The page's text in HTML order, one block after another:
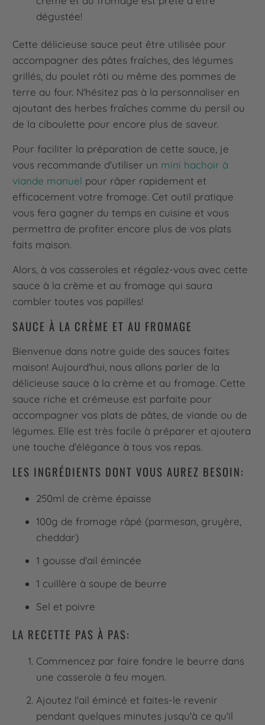
dégustée!
Cette délicieuse sauce peut être utilisée pour
accompagner des pâtes fraîches, des légumes
grillés, du poulet rôti ou même des pommes de
terre au four. N'hésitez pas à la personnaliser en
ajoutant des herbes fraîches comme du persil ou
de la ciboulette pour encore plus de saveur.
Pour faciliter la préparation de cette sauce, je
vous recommande d'utiliser un mini hachoir à
viande manuel pour râper rapidement et
efficacement votre fromage. Cet outil pratique
vous fera gagner du temps en cuisine et vous
permettra de profiter encore plus de vos plats
faits maison.
Alors, à vos casseroles et régalez-vous avec cette
sauce à la crème et au fromage qui saura
combler toutes vos papilles!
SAUCE À LA CRÈME ET AU FROMAGE
Bienvenue dans notre guide des sauces faites
maison! Aujourd'hui, nous allons parler de la
délicieuse sauce à la crème et au fromage. Cette
sauce riche et crémeuse est parfaite pour
accompagner vos plats de pâtes, de viande ou de
légumes. Elle est très facile à préparer et ajoutera
une touche d'élégance à tous vos repas.
LES INGRÉDIENTS DONT VOUS AUREZ BESOIN:
250ml de crème épaisse
100g de fromage râpé (parmesan, gruyère,
cheddar)
1 gousse d'ail émincée
1 cuillère à soupe de beurre
Sel et poivre
LA RECETTE PAS À PAS:
Commencez par faire fondre le beurre dans
une casserole à feu moyen.
Ajoutez l'ail émincé et faites-le revenir
pendant quelques minutes jusqu'à ce qu'il